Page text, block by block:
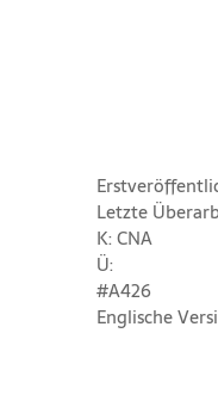
Letzte
K: CNA
Ü:
#A426
Englische